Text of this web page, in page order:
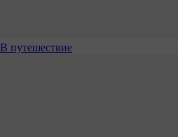
В путешествие